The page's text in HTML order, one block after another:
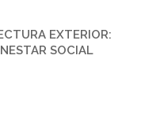
EXTERIOR:
SOCIAL